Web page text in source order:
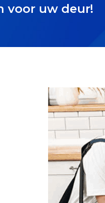
voor uw deur!